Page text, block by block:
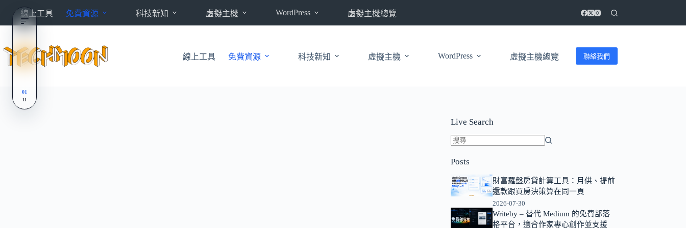
內
線上工具 免費資源 科技新知 虛擬主機 WordPress 虛擬主機總覽
線上工具 免費資源 科技新知 虛擬主機 WordPress 虛擬主機總覽 聯絡我們
Live Search
不
到
符
條
件
Posts
財富羅盤房貸計算工具：月供、提前
還款跟買房決策算在同一頁
2026-07-30
Writeby – 替代 Medium 的免費部落
格平台，適合作家專心創作並支援
01
11